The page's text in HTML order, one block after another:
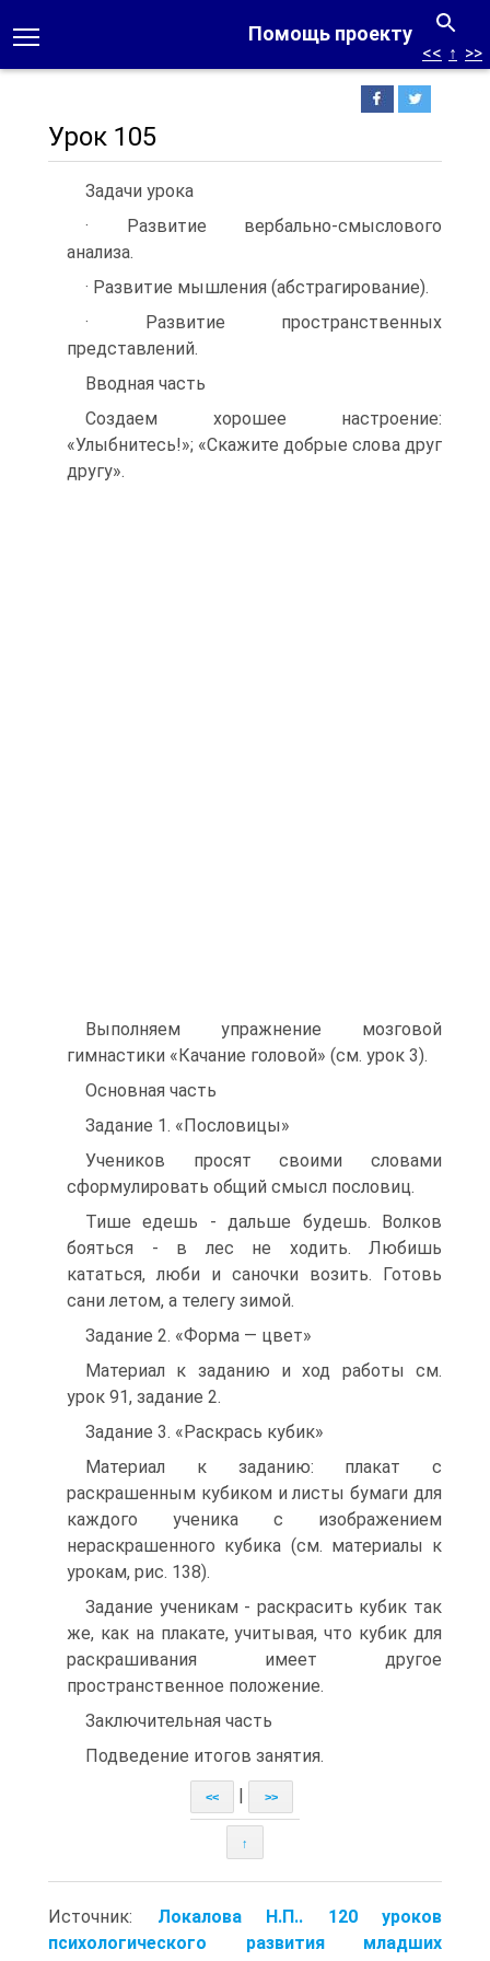
Помощь проекту
<< ↑ >>
Урок 105
Задачи урока
· Развитие вербально-смыслового
анализа.
· Развитие мышления (абстрагирование).
· Развитие пространственных
представлений.
Вводная часть
Создаем хорошее настроение:
«Улыбнитесь!»; «Ска­жите добрые слова друг
другу».
Выполняем упражнение мозговой
гимнастики «Кача­ние головой» (см. урок 3).
Основная часть
Задание 1. «Пословицы»
Учеников просят своими словами
сформулировать общий смысл пословиц.
Тише едешь - дальше будешь. Волков
бояться - в лес не ходить. Любишь
кататься, люби и саночки возить. Готовь
сани летом, а телегу зимой.
Задание 2. «Форма — цвет»
Материал к заданию и ход работы см.
урок 91, за­дание 2.
Задание 3. «Раскрась кубик»
Материал к заданию: плакат с
раскрашенным куби­ком и листы бумаги для
каждого ученика с изображе­нием
нераскрашенного кубика (см. материалы к
уро­кам, рис. 138).
Задание ученикам - раскрасить кубик так
же, как на плакате, учитывая, что кубик для
раскрашивания име­ет другое
пространственное положение.
Заключительная часть
Подведение итогов занятия.
<< >>
↑
Источник: Локалова Н.П.. 120 уроков
психологического развития младших